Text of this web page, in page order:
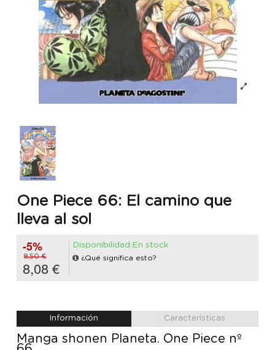
One Piece 66: El camino que
lleva al sol
-5%
8,50 €
8,08 €
Disponibilidad:En stock
¿Qué significa esto?
Información Características
Manga shonen Planeta. One Piece nº